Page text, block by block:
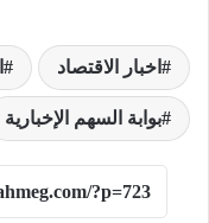
اخبار الاقتصاد
بوابة السهم الإخبارية